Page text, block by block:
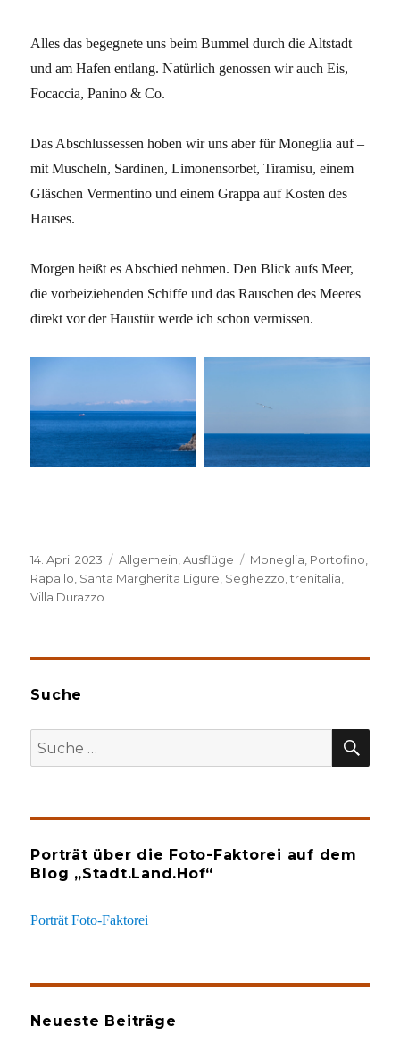
Alles das begegnete uns beim Bummel durch die Altstadt
und am Hafen entlang. Natürlich genossen wir auch Eis,
Focaccia, Panino & Co.
Das Abschlussessen hoben wir uns aber für Moneglia auf –
mit Muscheln, Sardinen, Limonensorbet, Tiramisu, einem
Gläschen Vermentino und einem Grappa auf Kosten des
Hauses.
Morgen heißt es Abschied nehmen. Den Blick aufs Meer,
die vorbeiziehenden Schiffe und das Rauschen des Meeres
direkt vor der Haustür werde ich schon vermissen.
Veröffentlicht
am
14. April 2023 Kategorien
Allgemein ,Ausflüge Schlagwörter
Moneglia Portofino
Rapallo Santa Margherita Ligure Seghezzo ,trenitalia
Villa Durazzo
Suche
Suche
nach:
Porträt über die Foto-Faktorei auf dem
Blog „Stadt.Land.Hof“
Porträt Foto-Faktorei
Neueste Beiträge